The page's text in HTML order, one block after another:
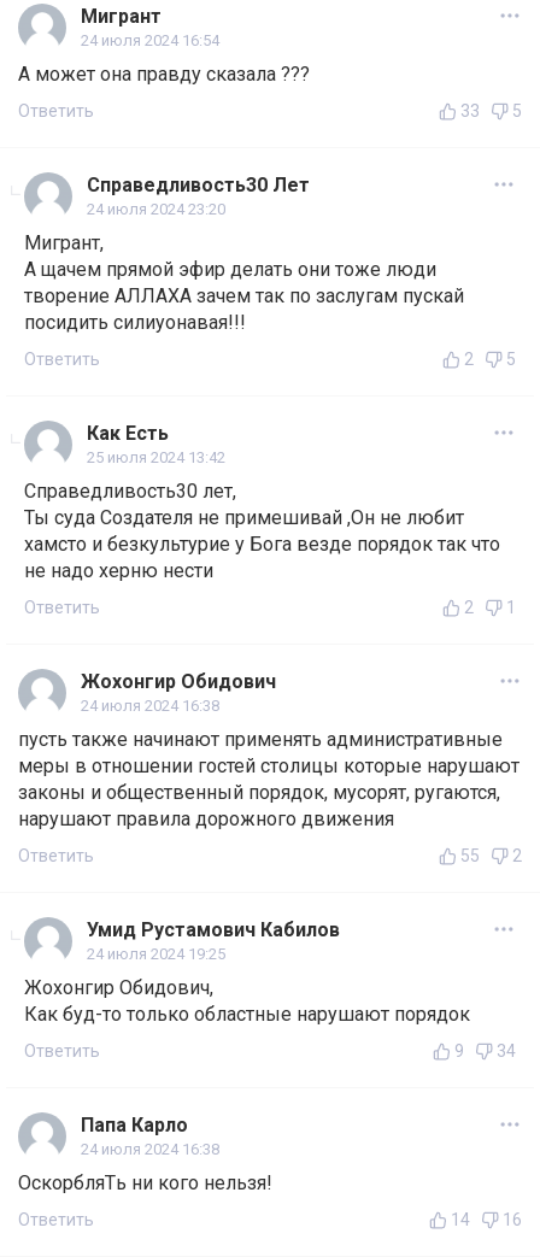
Мигрант
24 июля 2024 16:54
А может она правду сказала ???
Ответить 33 5
Справедливость30 Лет
24 июля 2024 23:20
Мигрант,
А щачем прямой эфир делать они тоже люди
творение АЛЛАХА зачем так по заслугам пускай
посидить силиуонавая!!!
Ответить 2 5
Как Есть
25 июля 2024 13:42
Справедливость30 лет,
Ты суда Создателя не примешивай ,Он не любит
хамсто и безкультурие у Бога везде порядок так что
не надо херню нести
Ответить 2 1
Жохонгир Обидович
24 июля 2024 16:38
пусть также начинают применять административные
меры в отношении гостей столицы которые нарушают
законы и общественный порядок, мусорят, ругаются,
нарушают правила дорожного движения
Ответить 55 2
Умид Рустамович Кабилов
24 июля 2024 19:25
Жохонгир Обидович,
Как буд-то только областные нарушают порядок
Ответить 9 34
Папа Карло
24 июля 2024 16:38
ОскорбляTь ни кого нельзя!
Ответить 14 16